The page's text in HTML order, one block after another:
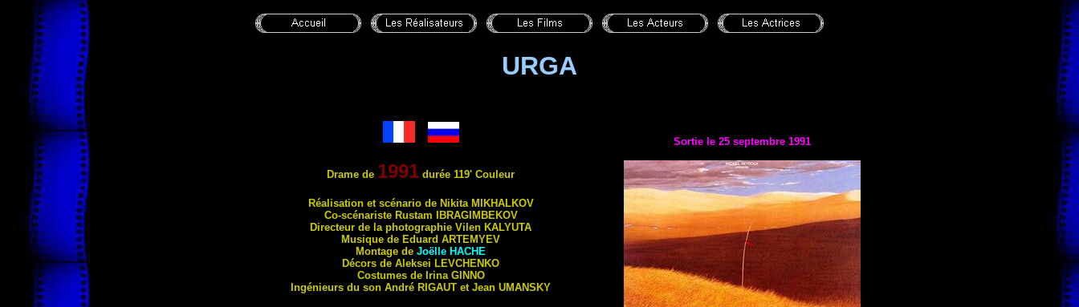
URGA
Drame de 1991 durée 119' Couleur
Réalisation et scénario de Nikita MIKHALKOV
Co-scénariste Rustam
IBRAGIMBEKOV
Directeur de la photographie Vilen KALYUTA
Musique de Eduard ARTEMYEV
Montage de Joëlle HACHE
Décors de Aleksei LEVCHENKO
Costumes de Irina GINNO
Ingénieurs du son André RIGAUT et Jean UMANSKY
Sortie le 25 septembre 1991